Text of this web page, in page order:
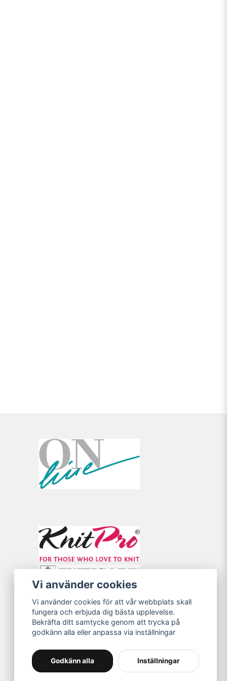
Vi använder cookies
Vi använder cookies för att vår webbplats skall
fungera och erbjuda dig bästa upplevelse.
Bekräfta ditt samtycke genom att trycka på
godkänn alla eller anpassa via inställningar
Godkänn alla Inställningar